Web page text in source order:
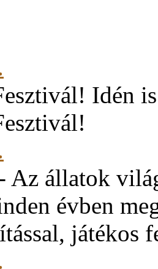
Idén
Az állatok
évben
játékos